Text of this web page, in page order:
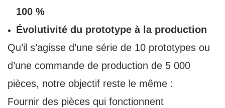
100 %
Évolutivité du prototype à la production
Qu’il s’agisse d’une série de 10 prototypes ou
d’une commande de production de 5 000
pièces, notre objectif reste le même :
Fournir des pièces qui fonctionnent